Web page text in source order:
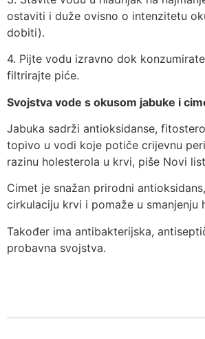
ostaviti i duže ovisno o intenzitetu
dobiti).
4. Pijte vodu izravno dok
filtrirajte piće.
Svojstva vode s okusom jabuke i
Jabuka sadrži antioksidanse,
topivo u vodi koje potiče crijevnu
razinu holesterola u krvi, piše Novi
Cimet je snažan prirodni
cirkulaciju krvi i pomaže u smanjenju
Također ima antibakterijska,
probavna svojstva.